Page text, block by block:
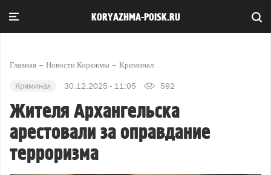
KORYAZHMA-POISK.RU
Главная Новости Коряжмы Криминал
Криминал 30.12.2025 - 11:05 592
Жителя Архангельска
арестовали за оправдание
терроризма